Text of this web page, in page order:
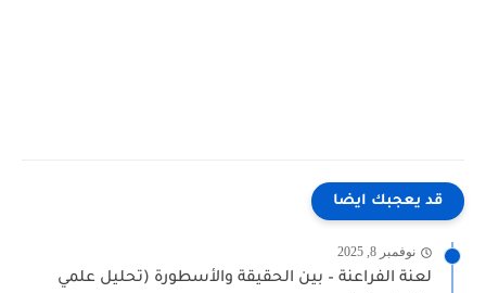
قد يعجبك ايضا
نوفمبر 8, 2025
لعنة الفراعنة – بين الحقيقة والأسطورة (تحليل علمي